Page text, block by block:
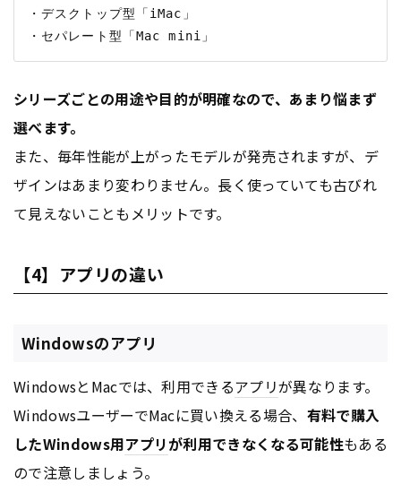
・デスクトップ型「iMac」
シリーズごとの用途や目的が明確なので、あまり悩まず
選べます。
また、毎年性能が上がったモデルが発売されますが、デ
ザインはあまり変わりません。長く使っていても古びれ
て見えないこともメリットです。
【4】アプリの違い
Windowsのアプリ
WindowsとMacでは、利用できるアプリが異なります。
WindowsユーザーでMacに買い換える場合、 有料で購入
したWindows用アプリが利用できなくなる可能性もある
ので注意しましょう。